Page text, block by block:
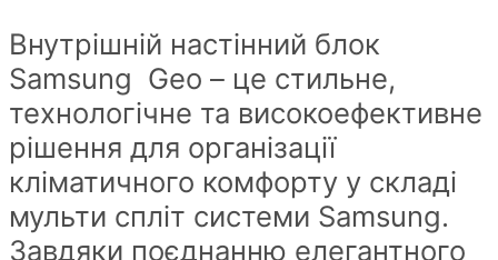
Внутрішній настінний блок
Samsung Geo – це стильне,
технологічне та високоефективне
рішення для організації
кліматичного комфорту у складі
мульти спліт системи Samsung.
Завдяки поєднанню елегантного